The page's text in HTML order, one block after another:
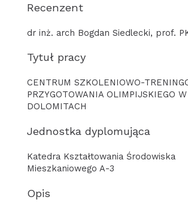
Recenzent
dr inż. arch Bogdan Siedlecki, prof.
Tytuł pracy
CENTRUM SZKOLENIOWO-
PRZYGOTOWANIA OLIMPIJSKIEGO W
DOLOMITACH
Jednostka dyplomująca
Katedra Kształtowania Środowiska
Mieszkaniowego A-3
Opis